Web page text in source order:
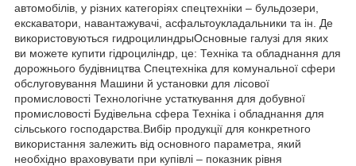
автомобілів, у різних категоріях спецтехніки – бульдозери,
екскаватори, навантажувачі, асфальтоукладальники та ін. Де
використовуються гидроцилиндрыОсновные галузі для яких
ви можете купити гідроциліндр, це: Техніка та обладнання для
дорожнього будівництва Спецтехніка для комунальної сфери
обслуговування Машини й установки для лісової
промисловості Технологічне устаткування для добувної
промисловості Будівельна сфера Техніка і обладнання для
сільського господарства.Вибір продукції для конкретного
використання залежить від основного параметра, який
необхідно враховувати при купівлі – показник рівня